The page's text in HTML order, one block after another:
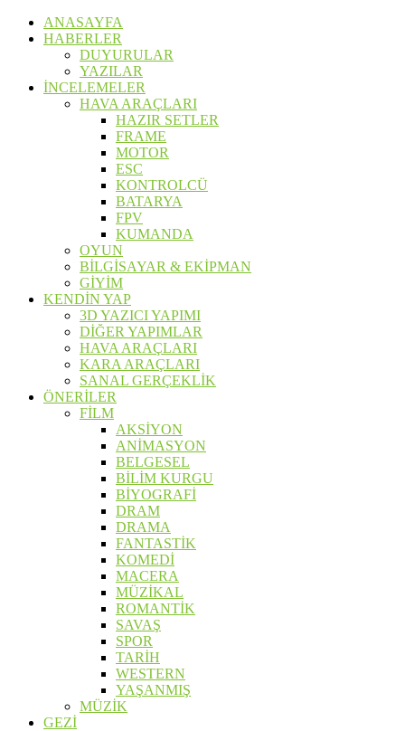
ANASAYFA
HABERLER
DUYURULAR
YAZILAR
İNCELEMELER
HAVA ARAÇLARI
HAZIR SETLER
FRAME
MOTOR
ESC
KONTROLCÜ
BATARYA
FPV
KUMANDA
OYUN
BİLGİSAYAR & EKİPMAN
GİYİM
KENDİN YAP
3D YAZICI YAPIMI
DİĞER YAPIMLAR
HAVA ARAÇLARI
KARA ARAÇLARI
SANAL GERÇEKLİK
ÖNERİLER
FİLM
AKSİYON
ANİMASYON
BELGESEL
BİLİM KURGU
BİYOGRAFİ
DRAM
DRAMA
FANTASTİK
KOMEDİ
MACERA
MÜZİKAL
ROMANTİK
SAVAŞ
SPOR
TARİH
WESTERN
YAŞANMIŞ
MÜZİK
GEZİ